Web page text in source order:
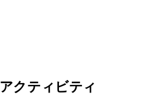
アクティビティ